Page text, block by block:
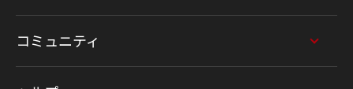
コミュニティ